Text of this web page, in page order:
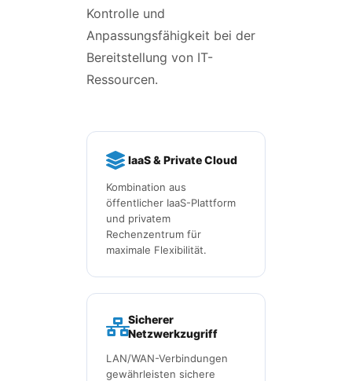
Kontrolle und
Anpassungsfähigkeit bei der
Bereitstellung von IT-
Ressourcen.
IaaS & Private Cloud
Kombination aus
öffentlicher IaaS-Plattform
und privatem
Rechenzentrum für
maximale Flexibilität.
Sicherer
Netzwerkzugriff
LAN/WAN-Verbindungen
gewährleisten sichere